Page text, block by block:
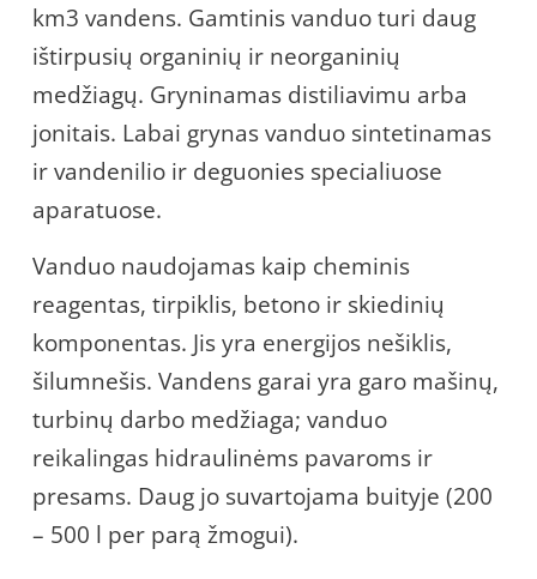
km3 vandens. Gamtinis vanduo turi daug
ištirpusių organinių ir neorganinių
medžiagų. Gryninamas distiliavimu arba
jonitais. Labai grynas vanduo sintetinamas
ir vandenilio ir deguonies specialiuose
aparatuose.
Vanduo naudojamas kaip cheminis
reagentas, tirpiklis, betono ir skiedinių
komponentas. Jis yra energijos nešiklis,
šilumnešis. Vandens garai yra garo mašinų,
turbinų darbo medžiaga; vanduo
reikalingas hidraulinėms pavaroms ir
presams. Daug jo suvartojama buityje (200
– 500 l per parą žmogui).